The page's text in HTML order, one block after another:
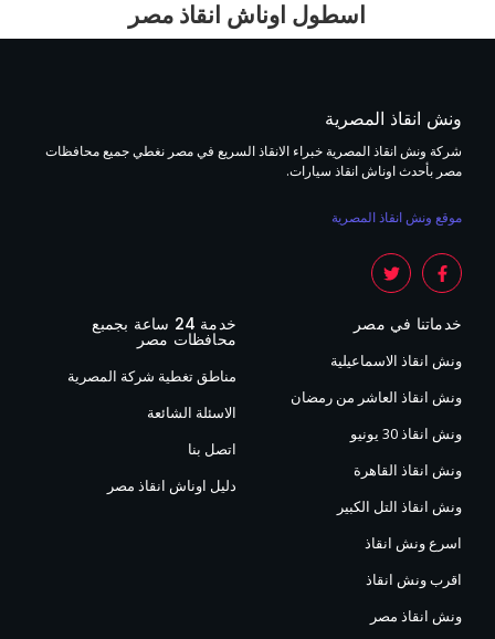
اسطول اوناش انقاذ مصر
ونش انقاذ المصرية
شركة ونش انقاذ المصرية خبراء الانقاذ السريع في مصر نغطي جميع محافظات
مصر بأحدث اوناش انقاذ سيارات.
موقع ونش انقاذ المصرية
خدماتنا في مصر
ونش انقاذ الاسماعيلية
ونش انقاذ العاشر من رمضان
ونش انقاذ 30 يونيو
ونش انقاذ القاهرة
ونش انقاذ التل الكبير
اسرع ونش انقاذ
اقرب ونش انقاذ
ونش انقاذ مصر
خدمة 24 ساعة بجمبع
محافظات مصر
مناطق تغطية شركة المصرية
الاسئلة الشائعة
اتصل بنا
دليل اوناش انقاذ مصر